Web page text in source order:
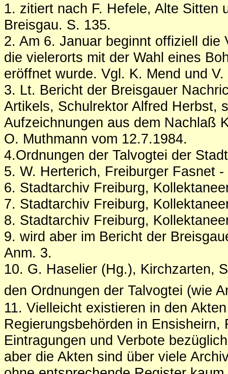
1. zitiert nach F. Hefele, Alte Sitten
Breisgau. S. 135.
2. Am 6. Januar beginnt offiziell die
die vielerorts mit der Wahl eines
eröffnet wurde. Vgl. K. Mend und
3. Lt. Bericht der Breisgauer
Artikels, Schulrektor Alfred Herbst,
Aufzeichnungen aus dem Nachlaß
O. Muthmann vom 12.7.1984.
4.Ordnungen der Talvogtei der
5. W. Herterich, Freiburger Fasnet
6. Stadtarchiv Freiburg,
7. Stadtarchiv Freiburg,
8. Stadtarchiv Freiburg,
9. wird aber im Bericht der
Anm. 3.
10. G. Haselier (Hg.), Kirchzarten,
den Ordnungen der Talvogtei (wie
11. Vielleicht existieren in den
Regierungsbehörden in
Eintragungen und Verbote
aber die Akten sind über viele